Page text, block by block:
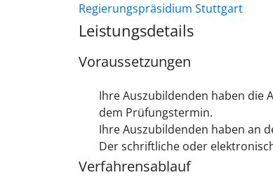
Regierungspräsidium Stuttgart
Leistungsdetails
Voraussetzungen
Ihre Auszubildenden haben die
dem Prüfungstermin.
Ihre Auszubildenden haben an
Der schriftliche oder
Verfahrensablauf